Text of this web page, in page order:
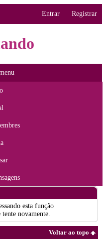
Entrar Registrar
esta função
novamente.
Voltar ao topo